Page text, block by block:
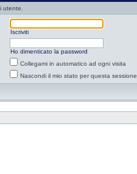
utente.
Iscriviti
Ho dimenticato la password
Collegami in automatico ad ogni visita
Nascondi il mio stato per questa sessione